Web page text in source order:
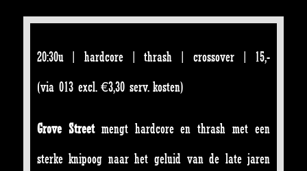
20:30u | hardcore | thrash | crossover | 15,-
(via 013 excl. €3,30 serv. kosten)
Grove Street mengt hardcore en thrash met een
sterke knipoog naar het geluid van de late jaren